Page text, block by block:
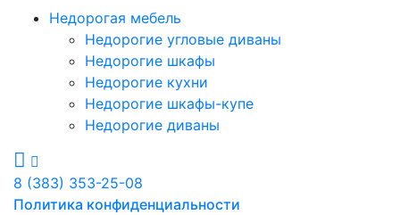
Недорогая мебель
Недорогие угловые диваны
Недорогие шкафы
Недорогие кухни
Недорогие шкафы-купе
Недорогие диваны
8 (383) 353-25-08
Политика конфиденциальности